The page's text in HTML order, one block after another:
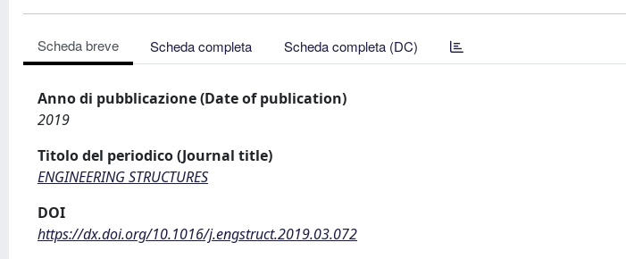
Scheda breve Scheda completa Scheda completa (DC)
Anno di pubblicazione (Date of publication)
2019
Titolo del periodico (Journal title)
ENGINEERING STRUCTURES
DOI
https://dx.doi.org/10.1016/j.engstruct.2019.03.072